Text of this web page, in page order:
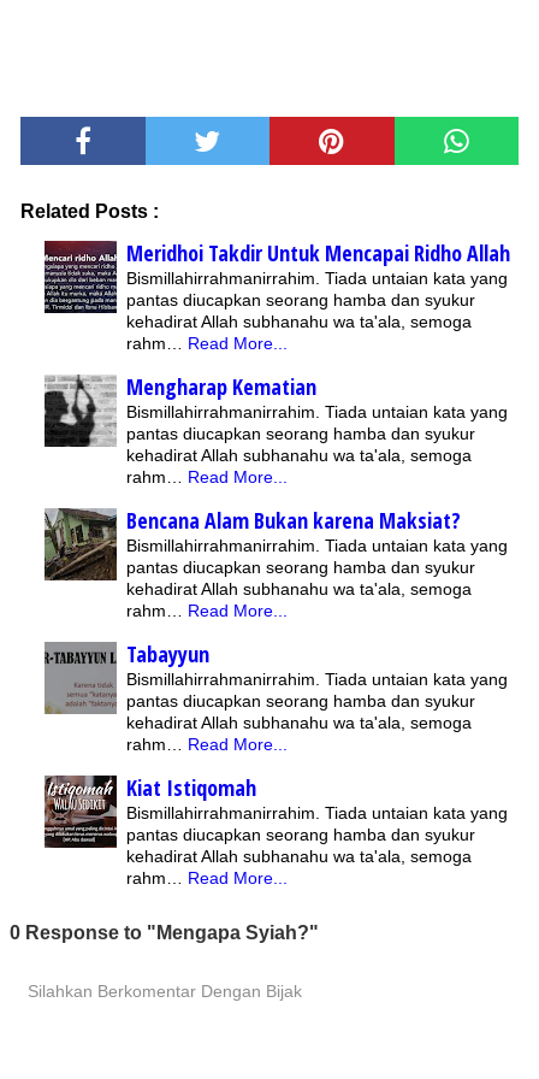
Related Posts :
Meridhoi Takdir Untuk Mencapai Ridho Allah
Bismillahirrahmanirrahim. Tiada untaian kata yang
pantas diucapkan seorang hamba dan syukur
kehadirat Allah subhanahu wa ta'ala, semoga
rahm… Read More...
Mengharap Kematian
Bismillahirrahmanirrahim. Tiada untaian kata yang
pantas diucapkan seorang hamba dan syukur
kehadirat Allah subhanahu wa ta'ala, semoga
rahm… Read More...
Bencana Alam Bukan karena Maksiat?
Bismillahirrahmanirrahim. Tiada untaian kata yang
pantas diucapkan seorang hamba dan syukur
kehadirat Allah subhanahu wa ta'ala, semoga
rahm… Read More...
Tabayyun
Bismillahirrahmanirrahim. Tiada untaian kata yang
pantas diucapkan seorang hamba dan syukur
kehadirat Allah subhanahu wa ta'ala, semoga
rahm… Read More...
Kiat Istiqomah
Bismillahirrahmanirrahim. Tiada untaian kata yang
pantas diucapkan seorang hamba dan syukur
kehadirat Allah subhanahu wa ta'ala, semoga
rahm… Read More...
0 Response to "Mengapa Syiah?"
Silahkan Berkomentar Dengan Bijak